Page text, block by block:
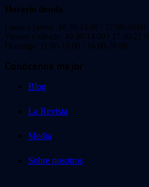
Horario tienda
Lunes a jueves: 10:30-14:00 / 17:00-20:00
Viernes y sábado: 10:30-14:00 / 17:00-21:00
Domingo: 11:00-15:00 / 16:00-20:00
Conócenos mejor
Blog
La Revista
Media
Sobre nosotros